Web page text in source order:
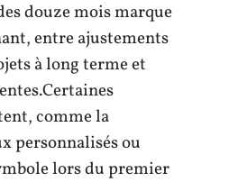
douze mois marque
entre ajustements
à long terme et
comme la
personnalisés ou
lors du premier